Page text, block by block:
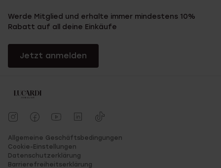
Werde Mitglied und erhalte immer mindestens 10%
Rabatt auf all deine Einkäufe
Jetzt anmelden
Allgemeine Geschäftsbedingungen
Cookie-Einstellungen
Datenschutzerklärung
Barrierefreiheitserklärung